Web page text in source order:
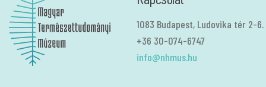
1083 Budapest, Ludovika tér 2-6.
+36 30-074-6747
info@nhmus.hu